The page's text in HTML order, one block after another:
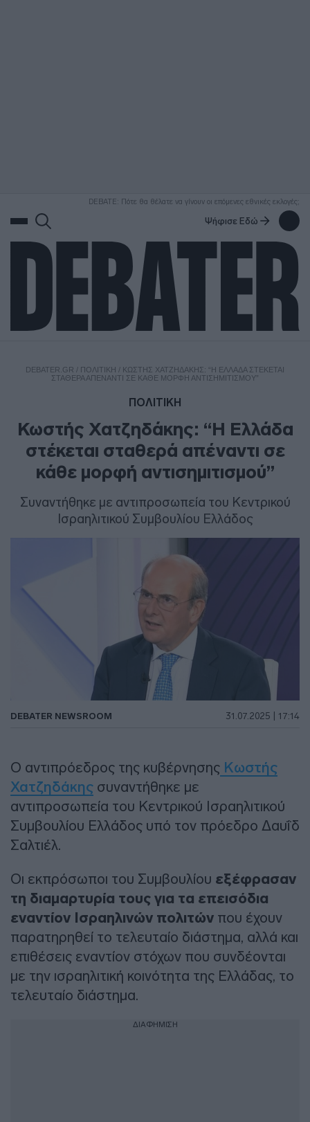
DEBATE: Πότε θα θέλατε να γίνουν οι επόμενες εθνικές εκλογές;
Ψήφισε Εδώ
DEBATER.GR / ΠΟΛΙΤΙΚΗ / ΚΩΣΤΉΣ ΧΑΤΖΗΔΆΚΗΣ: “Η ΕΛΛΆΔΑ ΣΤΈΚΕΤΑΙ
ΣΤΑΘΕΡΆ ΑΠΈΝΑΝΤΙ ΣΕ ΚΆΘΕ ΜΟΡΦΉ ΑΝΤΙΣΗΜΙΤΙΣΜΟΎ”
ΠΟΛΙΤΙΚΗ
Κωστής Χατζηδάκης: “Η Ελλάδα
στέκεται σταθερά απέναντι σε
κάθε μορφή αντισημιτισμού”
Συναντήθηκε με αντιπροσωπεία του Κεντρικού
Ισραηλιτικού Συμβουλίου Ελλάδος
DEBATER NEWSROOM 31.07.2025 | 17:14
Ο αντιπρόεδρος της κυβέρνησης Κωστής
Χατζηδάκης συναντήθηκε με
αντιπροσωπεία του Κεντρικού Ισραηλιτικού
Συμβουλίου Ελλάδος υπό τον πρόεδρο Δαυΐδ
Σαλτιέλ.
Οι εκπρόσωποι του Συμβουλίου εξέφρασαν
τη διαμαρτυρία τους για τα επεισόδια
εναντίον Ισραηλινών πολιτών που έχουν
παρατηρηθεί το τελευταίο διάστημα, αλλά και
επιθέσεις εναντίον στόχων που συνδέονται
με την ισραηλιτική κοινότητα της Ελλάδας, το
τελευταίο διάστημα.
ΔΙΑΦΗΜΙΣΗ